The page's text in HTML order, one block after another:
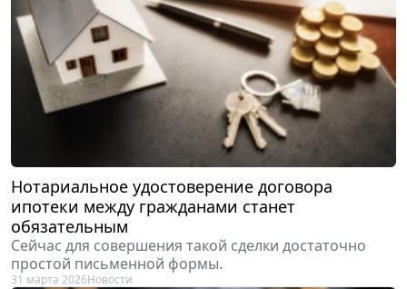
Нотариальное удостоверение договора
ипотеки между гражданами станет
обязательным
Сейчас для совершения такой сделки достаточно
простой письменной формы.
31 марта 2026Новости